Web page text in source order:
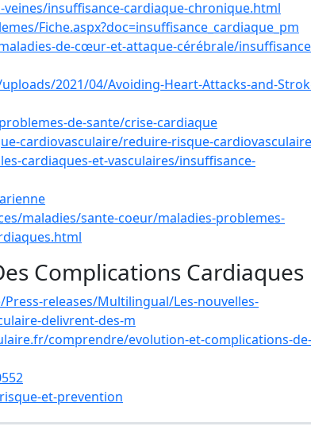
insuffisance-cardiaque-chronique.html
Fiche.aspx?doc=insuffisance_cardiaque_pm
de-cœur-et-attaque-cérébrale/
2021/04/Avoiding-Heart-Attacks-and-
de-sante/crise-cardiaque
cardiovasculaire/reduire-risque-cardiovasculaire
cardiaques-et-vasculaires/insuffisance-
maladies/sante-coeur/maladies-problemes-
Complications Cardiaques
releases/Multilingual/Les-nouvelles-
delivrent-des-m
comprendre/evolution-et-complications-
et-prevention